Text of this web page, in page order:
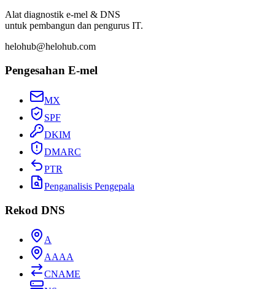
Alat diagnostik e-mel & DNS
untuk pembangun dan pengurus IT.
helohub@helohub.com
Pengesahan E-mel
MX
SPF
DKIM
DMARC
PTR
Penganalisis Pengepala
Rekod DNS
A
AAAA
CNAME